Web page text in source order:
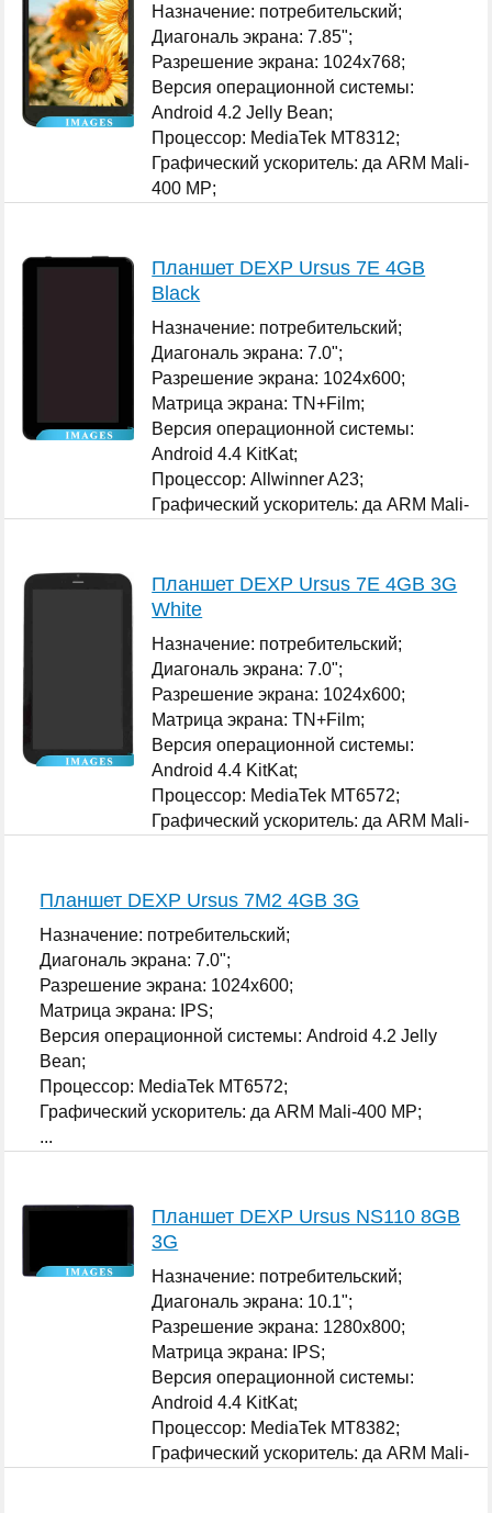
Назначение: потребительский;
Диагональ экрана: 7.85";
Разрешение экрана: 1024x768;
Версия операционной системы:
Android 4.2 Jelly Bean;
Процессор: MediaTek MT8312;
Графический ускоритель: да ARM Mali-
400 MP;
Планшет DEXP Ursus 7E 4GB
Black
Назначение: потребительский;
Диагональ экрана: 7.0";
Разрешение экрана: 1024x600;
Матрица экрана: TN+Film;
Версия операционной системы:
Android 4.4 KitKat;
Процессор: Allwinner A23;
Графический ускоритель: да ARM Mali-
Планшет DEXP Ursus 7E 4GB 3G
White
Назначение: потребительский;
Диагональ экрана: 7.0";
Разрешение экрана: 1024x600;
Матрица экрана: TN+Film;
Версия операционной системы:
Android 4.4 KitKat;
Процессор: MediaTek MT6572;
Графический ускоритель: да ARM Mali-
Планшет DEXP Ursus 7M2 4GB 3G
Назначение: потребительский;
Диагональ экрана: 7.0";
Разрешение экрана: 1024x600;
Матрица экрана: IPS;
Версия операционной системы: Android 4.2 Jelly
Bean;
Процессор: MediaTek MT6572;
Графический ускоритель: да ARM Mali-400 MP;
...
Планшет DEXP Ursus NS110 8GB
3G
Назначение: потребительский;
Диагональ экрана: 10.1";
Разрешение экрана: 1280x800;
Матрица экрана: IPS;
Версия операционной системы:
Android 4.4 KitKat;
Процессор: MediaTek MT8382;
Графический ускоритель: да ARM Mali-